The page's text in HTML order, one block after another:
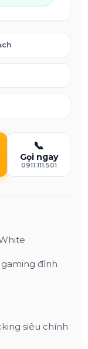
📞
Gọi ngay
0911.111.501
gaming đỉnh
siêu chính